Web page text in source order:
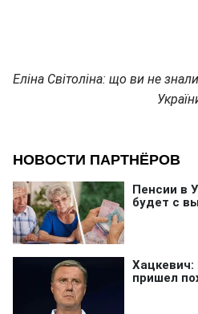
Еліна Світоліна: що ви не